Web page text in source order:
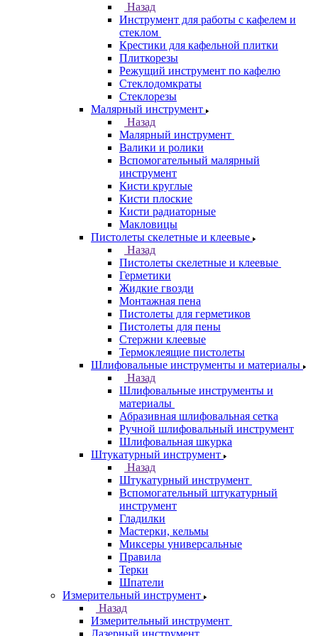
Назад
Инструмент для работы с кафелем и
стеклом
Крестики для кафельной плитки
Плиткорезы
Режущий инструмент по кафелю
Стеклодомкраты
Стеклорезы
Малярный инструмент
Назад
Малярный инструмент
Валики и ролики
Вспомогательный малярный
инструмент
Кисти круглые
Кисти плоские
Кисти радиаторные
Макловицы
Пистолеты скелетные и клеевые
Назад
Пистолеты скелетные и клеевые
Герметики
Жидкие гвозди
Монтажная пена
Пистолеты для герметиков
Пистолеты для пены
Стержни клеевые
Термоклеящие пистолеты
Шлифовальные инструменты и материалы
Назад
Шлифовальные инструменты и
материалы
Абразивная шлифовальная сетка
Ручной шлифовальный инструмент
Шлифовальная шкурка
Штукатурный инструмент
Назад
Штукатурный инструмент
Вспомогательный штукатурный
инструмент
Гладилки
Мастерки, кельмы
Миксеры универсальные
Правила
Терки
Шпатели
Измерительный инструмент
Назад
Измерительный инструмент
Лазерный инструмент